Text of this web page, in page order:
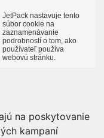
JetPack nastavuje tento
súbor cookie na
zaznamenávanie
podrobností o tom, ako
používateľ používa
webovú stránku.
na poskytovanie
kampaní